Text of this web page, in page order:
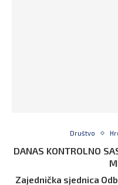
Društvo
DANAS KONTROLNO
Zajednička sjednica